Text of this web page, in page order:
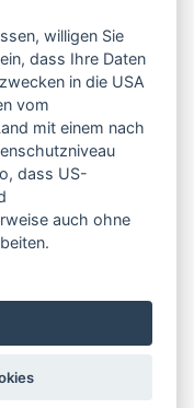
willigen Sie
dass Ihre Daten
in die USA
vom
mit einem nach
dass US-
auch ohne